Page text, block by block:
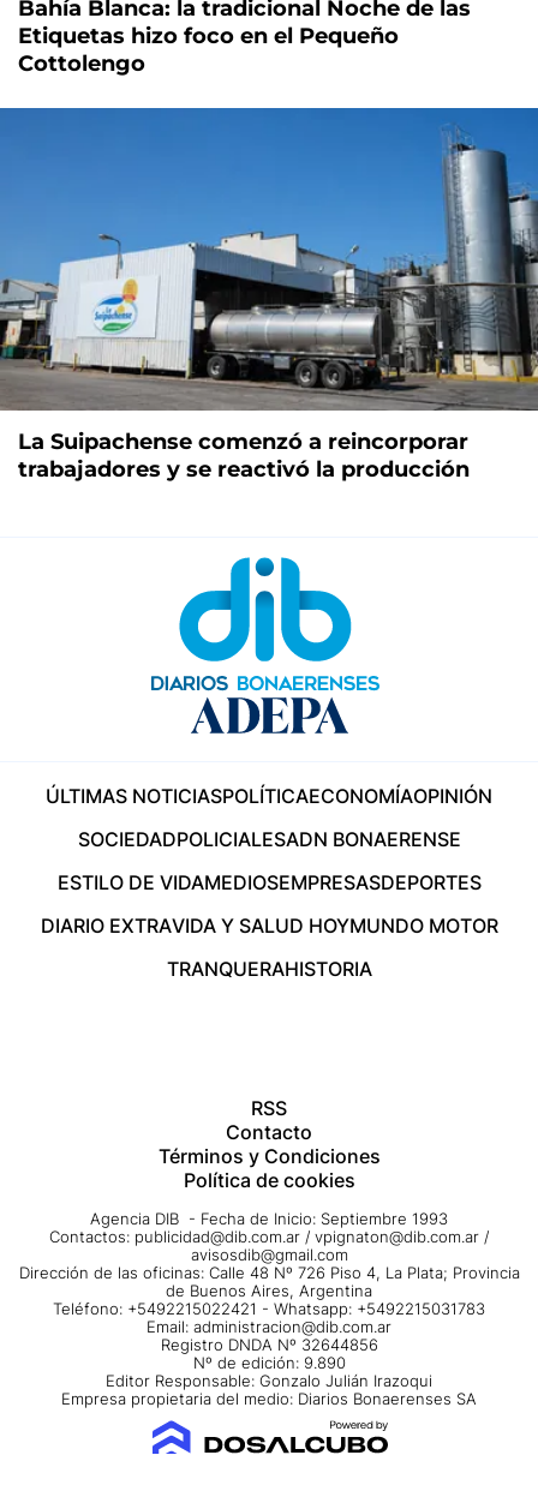
Bahía Blanca: la tradicional Noche de las
Etiquetas hizo foco en el Pequeño
Cottolengo
La Suipachense comenzó a reincorporar
trabajadores y se reactivó la producción
ÚLTIMAS NOTICIASPOLÍTICAECONOMÍAOPINIÓN
SOCIEDADPOLICIALESADN BONAERENSE
ESTILO DE VIDAMEDIOSEMPRESASDEPORTES
DIARIO EXTRAVIDA Y SALUD HOYMUNDO MOTOR
TRANQUERAHISTORIA
RSS
Contacto
Términos y Condiciones
Política de cookies
Agencia DIB - Fecha de Inicio: Septiembre 1993
Contactos: publicidad@dib.com.ar / vpignaton@dib.com.ar /
avisosdib@gmail.com
Dirección de las oficinas: Calle 48 Nº 726 Piso 4, La Plata; Provincia
de Buenos Aires, Argentina
Teléfono: +5492215022421 - Whatsapp: +5492215031783
Email: administracion@dib.com.ar
Registro DNDA Nº 32644856
Nº de edición: 9.890
Editor Responsable: Gonzalo Julián Irazoqui
Empresa propietaria del medio: Diarios Bonaerenses SA